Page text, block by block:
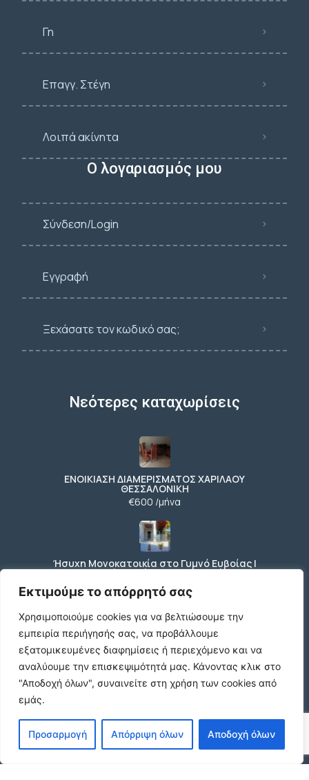
Εκτιμούμε το απόρρητό σας
Χρησιμοποιούμε cookies για να βελτιώσουμε την
εμπειρία περιήγησής σας, να προβάλλουμε
εξατομικευμένες διαφημίσεις ή περιεχόμενο και να
αναλύουμε την επισκεψιμότητά μας. Κάνοντας κλικ στο
"Αποδοχή όλων", συναινείτε στη χρήση των cookies από
εμάς.
Προσαρμογή Απόρριψη όλων Αποδοχή όλων
Γη
Επαγγ. Στέγη
Λοιπά ακίνητα
Ο λογαριασμός μου
Σύνδεση/Login
Εγγραφή
Ξεχάσατε τον κωδικό σας;
Νεότερες καταχωρίσεις
ΕΝΟΙΚΙΑΣΗ ΔΙΑΜΕΡΙΣΜΑΤΟΣ ΧΑΡΙΛΑΟΥ
ΘΕΣΣΑΛΟΝΙΚΗ
€600 /μήνα
Ήσυχη Μονοκατοικία στο Γυμνό Ευβοίας |
Κοντά σε Θάλασσα & Βουνό
€52 /μήνα
ΕΝΟΙΚΙΑΣΗ ΔΙΑΜΕΡΙΣΜΑΤΟΣ ΧΑΡΙΛΑΟΥ
ΘΕΣΣΑΛΟΝΙΚΗ
€600 /μήνα
Κωδικος ακινητου Μ480 καταστημα στον
Ευοσμο